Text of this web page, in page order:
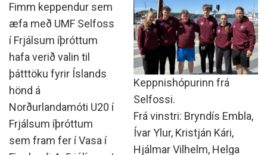
Keppnishópurinn frá
Selfossi.
Frá vinstri: Bryndís Embla,
Ívar Ylur, Kristján Kári,
Hjálmar Vilhelm, Helga
Fimm keppendur sem
æfa með UMF Selfoss
í Frjálsum íþróttum
hafa verið valin til
þátttöku fyrir Íslands
hönd á
Norðurlandamóti U20 í
Frjálsum íþróttum
sem fram fer í Vasa í